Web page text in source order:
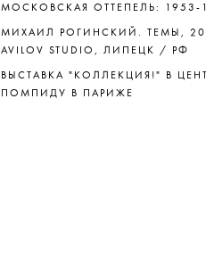
МОСКОВСКАЯ ОТТЕПЕЛЬ: 1953-
МИХАИЛ РОГИНСКИЙ. ТЕМЫ,
AVILOV STUDIO, ЛИПЕЦК / РФ
ВЫСТАВКА "КОЛЛЕКЦИЯ!" В
ПОМПИДУ В ПАРИЖЕ